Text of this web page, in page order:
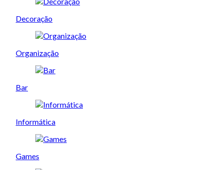
Decoração
Organização
Bar
Informática
Games